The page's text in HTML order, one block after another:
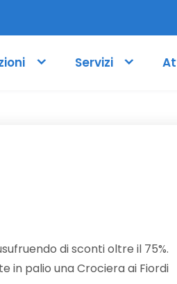
Servizi
di sconti oltre il 75%.
in palio una Crociera ai Fiordi